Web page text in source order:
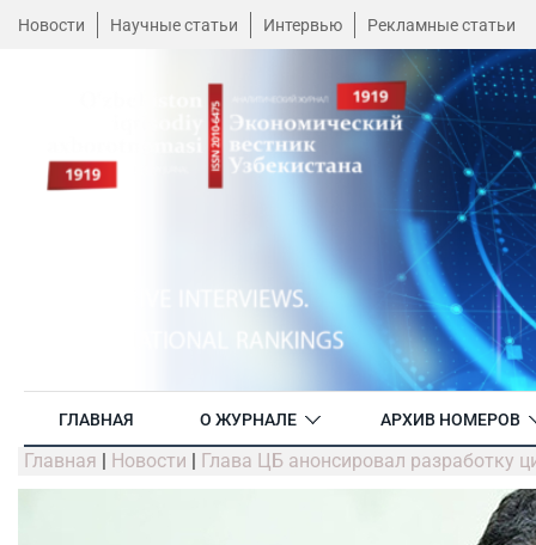
Новости Научные статьи Интервью Рекламные статьи
ГЛАВНАЯ О ЖУРНАЛЕ АРХИВ НОМЕРОВ
Главная | Новости | Глава ЦБ анонсировал разработку